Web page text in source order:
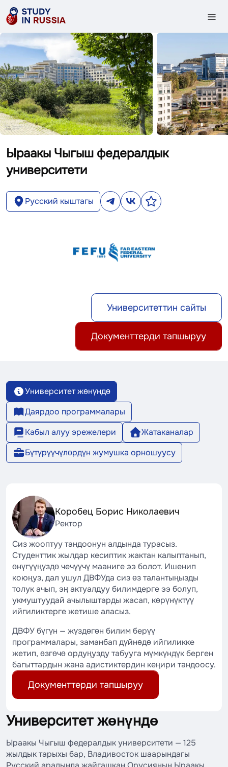
Ыраакы Чыгыш федералдык
университети
Русский кыштагы
Университеттин сайты
Документтерди тапшыруу
Университет жөнүндө
Даярдоо программалары
Кабыл алуу эрежелери
Жатаканалар
Бүтүрүүчүлөрдүн жумушка орношуусу
Коробец Борис Николаевич
Ректор
Сиз жооптуу тандоонун алдында турасыз.
Студенттик жылдар кесиптик жактан калыптанып,
өнүгүүңүздө чечүүчү мааниге ээ болот. Ишенип
коюңуз, дал ушул ДВФУда сиз өз талантыңызды
толук ачып, эң актуалдуу билимдерге ээ болуп,
укмуштуудай ачылыштарды жасап, көрүнүктүү
ийгиликтерге жетише аласыз.
ДВФУ бүгүн — жүздөгөн билим берүү
программалары, заманбап дүйнөдө ийгиликке
жетип, өзгөчө ордуңузду табууга мүмкүндүк берген
багыттардын жана адистиктердин кеңири тандоосу.
Документтерди тапшыруу
Университет жөнүндө
Ыраакы Чыгыш федералдык университети — 125
жылдык тарыхы бар, Владивосток шаарындагы